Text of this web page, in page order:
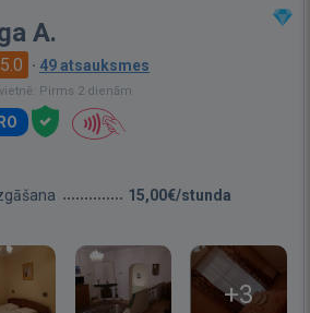
A.
5.0 · 49 atsauksmes
Pirms 2 dienām
15,00€/stunda
+3